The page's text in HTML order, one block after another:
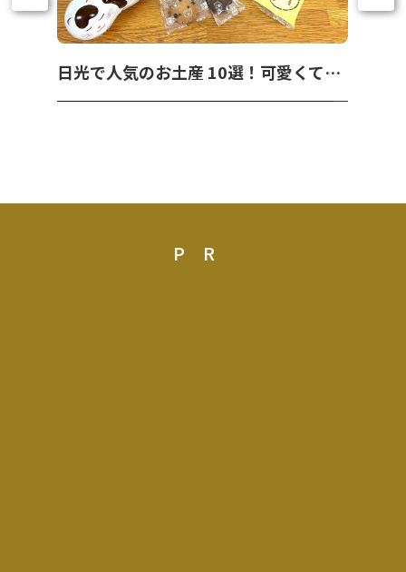
日光で人気のお土産 10選！可愛くて美味しいお菓子を紹介！
PR